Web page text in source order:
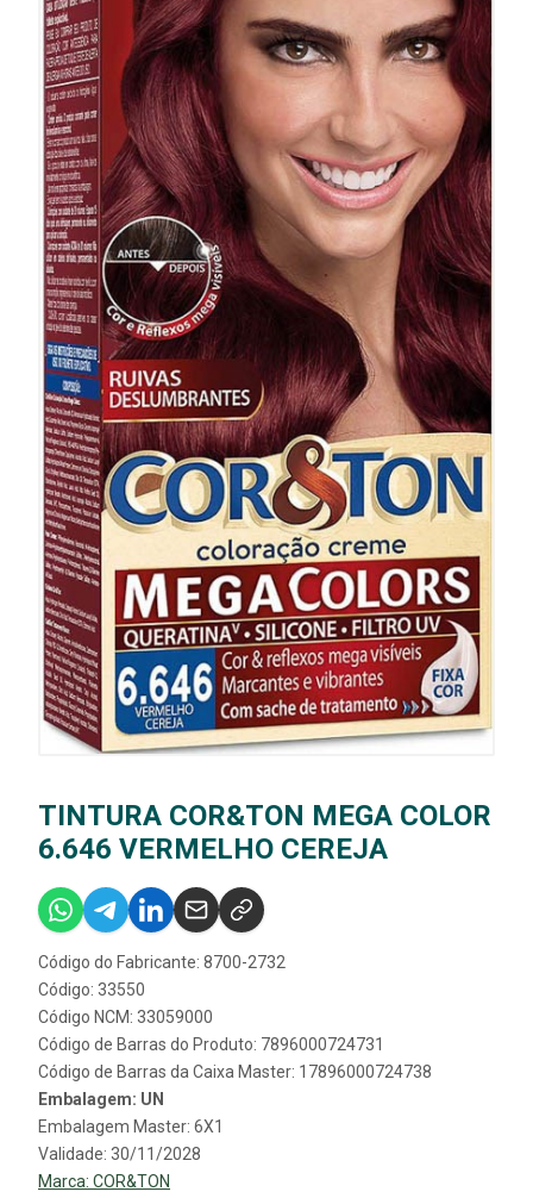
TINTURA COR&TON MEGA COLOR
6.646 VERMELHO CEREJA
Código do Fabricante: 8700-2732
Código: 33550
Código NCM: 33059000
Código de Barras do Produto: 7896000724731
Código de Barras da Caixa Master: 17896000724738
Embalagem: UN
Embalagem Master: 6X1
Validade: 30/11/2028
Marca: COR&TON